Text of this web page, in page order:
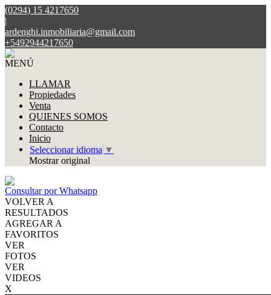
(0294) 15 4217650
|
ardenghi.inmobiliaria@gmail.com
+5492944217650
MENÚ
LLAMAR
Propiedades
Venta
QUIENES SOMOS
Contacto
Inicio
Seleccionar idioma ▼
Mostrar original
Consultar por Whatsapp
VOLVER A
RESULTADOS
AGREGAR A
FAVORITOS
VER
FOTOS
VER
VIDEOS
X